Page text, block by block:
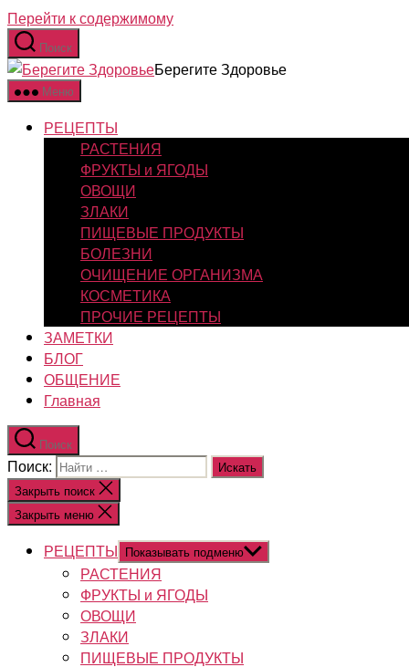
Перейти к содержимому
Поиск
Берегите Здоровье
Меню
РЕЦЕПТЫ
РАСТЕНИЯ
ФРУКТЫ и ЯГОДЫ
ОВОЩИ
ЗЛАКИ
ПИЩЕВЫЕ ПРОДУКТЫ
БОЛЕЗНИ
ОЧИЩЕНИЕ ОРГАНИЗМА
КОСМЕТИКА
ПРОЧИЕ РЕЦЕПТЫ
ЗАМЕТКИ
БЛОГ
ОБЩЕНИЕ
Главная
Поиск
Поиск:
Закрыть поиск
Закрыть меню
РЕЦЕПТЫ Показывать подменю
РАСТЕНИЯ
ФРУКТЫ и ЯГОДЫ
ОВОЩИ
ЗЛАКИ
ПИЩЕВЫЕ ПРОДУКТЫ